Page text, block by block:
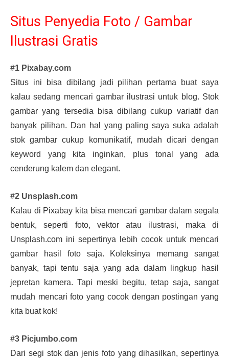
Situs Penyedia Foto / Gambar
Ilustrasi Gratis
#1 Pixabay.com
Situs ini bisa dibilang jadi pilihan pertama buat saya
kalau sedang mencari gambar ilustrasi untuk blog. Stok
gambar yang tersedia bisa dibilang cukup variatif dan
banyak pilihan. Dan hal yang paling saya suka adalah
stok gambar cukup komunikatif, mudah dicari dengan
keyword yang kita inginkan, plus tonal yang ada
cenderung kalem dan elegant.
#2 Unsplash.com
Kalau di Pixabay kita bisa mencari gambar dalam segala
bentuk, seperti foto, vektor atau ilustrasi, maka di
Unsplash.com ini sepertinya lebih cocok untuk mencari
gambar hasil foto saja. Koleksinya memang sangat
banyak, tapi tentu saja yang ada dalam lingkup hasil
jepretan kamera. Tapi meski begitu, tetap saja, sangat
mudah mencari foto yang cocok dengan postingan yang
kita buat kok!
#3 Picjumbo.com
Dari segi stok dan jenis foto yang dihasilkan, sepertinya